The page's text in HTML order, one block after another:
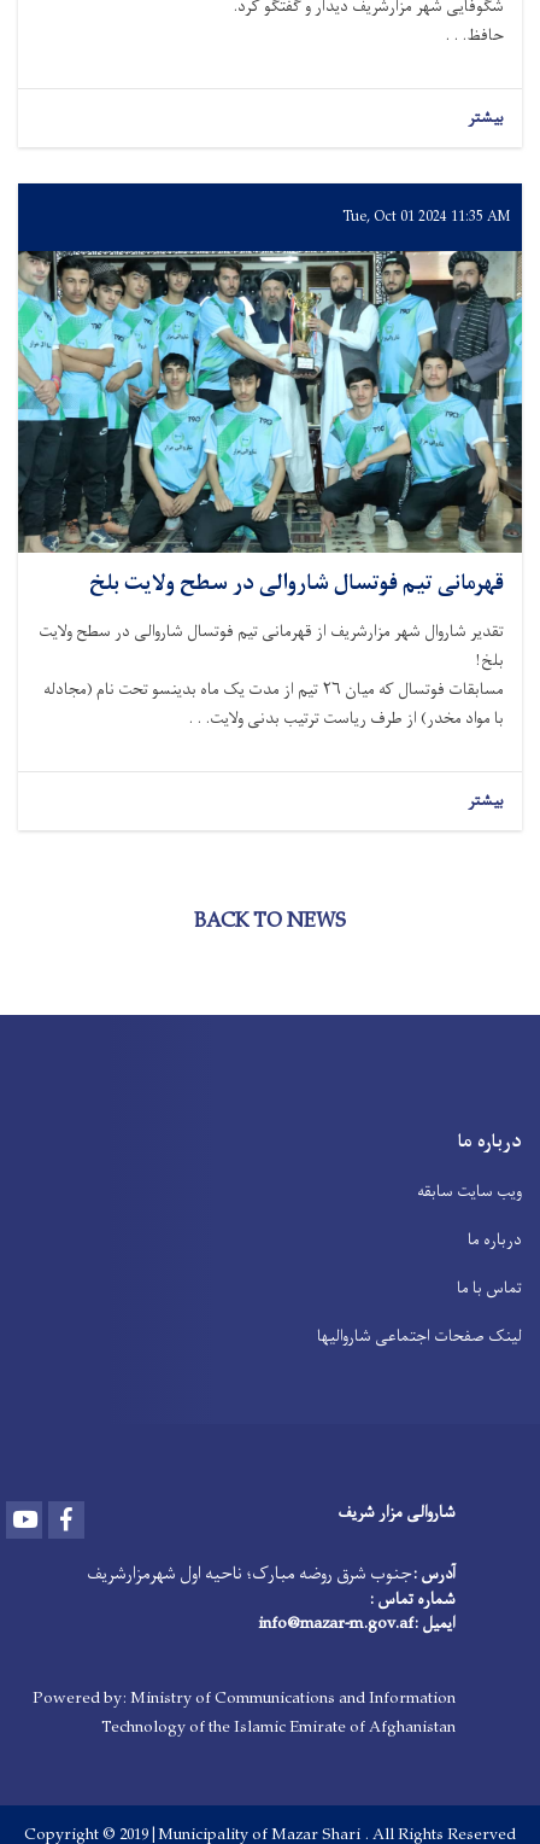
شگوفایی شهر مزارشریف دیدار و گفتگو کرد.‏
‏حافظ. . .
بیشتر
Tue, Oct 01 2024 11:35 AM
قهرمانی تیم فوتسال شاروالی در سطح ولایت بلخ
تقدیر شاروال شهر مزارشريف از قهرمانی تیم فوتسال شاروالی در سطح ولایت
بلخ!
مسابقات فوتسال که میان ۲۶ تیم از مدت یک ماه بدینسو تحت نام (مجادله
با مواد مخدر) از طرف ریاست ترتیب بدنی ولایت. . .
بیشتر
BACK TO NEWS
درباره ما
ویب سایت سابقه
درباره ما
تماس با ما
لینک صفحات اجتماعی شاروالیها
شاروالی مزار شریف Youtube
آدرس :جنوب شرق روضه مبارک؛ ناحیه اول شهرمزارشریف
شماره تماس :
ایمیل :info@mazar-m.gov.af
Powered by: Ministry of Communications and Information
Technology of the Islamic Emirate of Afghanistan
Copyright © 2019 |Municipality of Mazar Shari . All Rights Reserved